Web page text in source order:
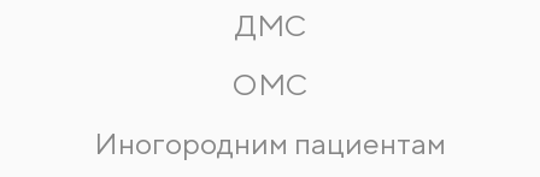
ДМС
ОМС
Иногородним пациентам